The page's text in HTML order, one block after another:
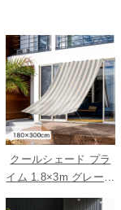
クールシェード プラ
イム 1.8×3m グレース
トライプ